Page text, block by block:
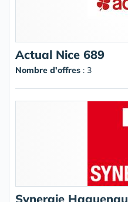
Actual Nice 689
Nombre d'offres : 3
Synergie Haguenau